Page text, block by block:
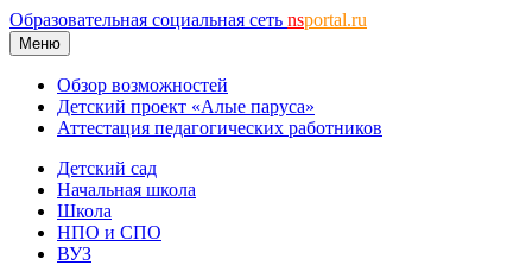
Образовательная социальная сеть nsportal.ru
Меню
Обзор возможностей
Детский проект «Алые паруса»
Аттестация педагогических работников
Детский сад
Начальная школа
Школа
НПО и СПО
ВУЗ